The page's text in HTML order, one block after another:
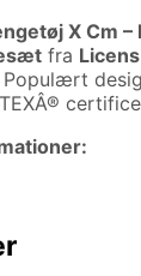
X Cm –
fra Licens
Populært